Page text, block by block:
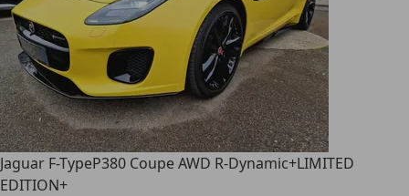
Jaguar F-TypeP380 Coupe AWD R-Dynamic+LIMITED
EDITION+